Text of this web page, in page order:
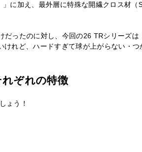
に加え、最外層に特殊な開繊クロス材
ったのに対し、今回の26 TRシリーズ
れど、ハードすぎて球が上がらない・
れぞれの特徴
ょう！